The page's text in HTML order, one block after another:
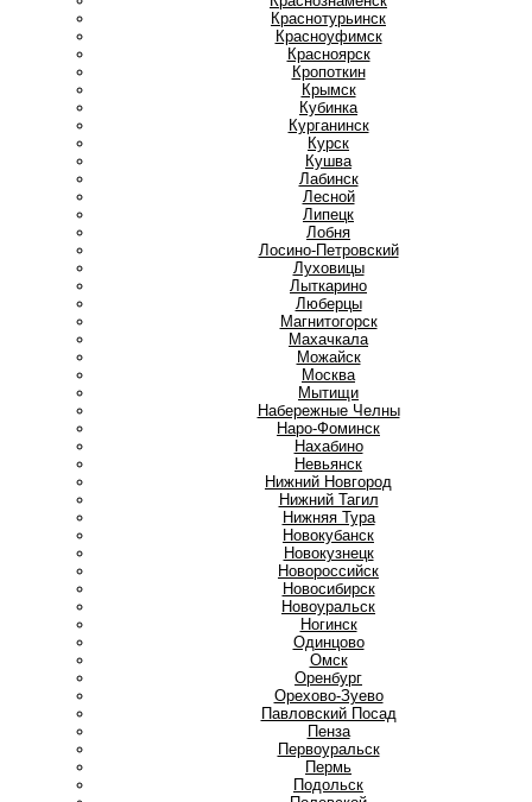
Краснотурьинск
Красноуфимск
Красноярск
Кропоткин
Крымск
Кубинка
Курганинск
Курск
Кушва
Лабинск
Лесной
Липецк
Лобня
Лосино-Петровский
Луховицы
Лыткарино
Люберцы
Магнитогорск
Махачкала
Можайск
Москва
Мытищи
Набережные Челны
Наро-Фоминск
Нахабино
Невьянск
Нижний Новгород
Нижний Тагил
Нижняя Тура
Новокубанск
Новокузнецк
Новороссийск
Новосибирск
Новоуральск
Ногинск
Одинцово
Омск
Оренбург
Орехово-Зуево
Павловский Посад
Пенза
Первоуральск
Пермь
Подольск